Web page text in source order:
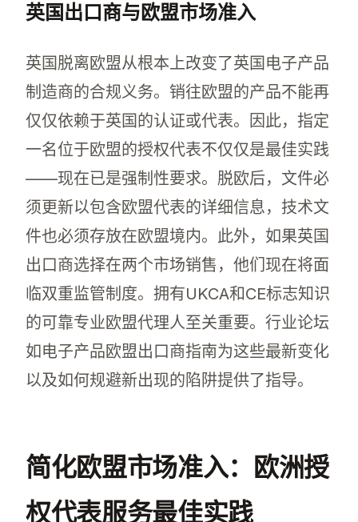
英国出口商与欧盟市场准入
英国脱离欧盟从根本上改变了英国电子产品
制造商的合规义务。销往欧盟的产品不能再
仅仅依赖于英国的认证或代表。因此，指定
一名位于欧盟的授权代表不仅仅是最佳实践
——现在已是强制性要求。脱欧后，文件必
须更新以包含欧盟代表的详细信息，技术文
件也必须存放在欧盟境内。此外，如果英国
出口商选择在两个市场销售，他们现在将面
临双重监管制度。拥有UKCA和CE标志知识
的可靠专业欧盟代理人至关重要。行业论坛
如电子产品欧盟出口商指南为这些最新变化
以及如何规避新出现的陷阱提供了指导。
简化欧盟市场准入：欧洲授
权代表服务最佳实践